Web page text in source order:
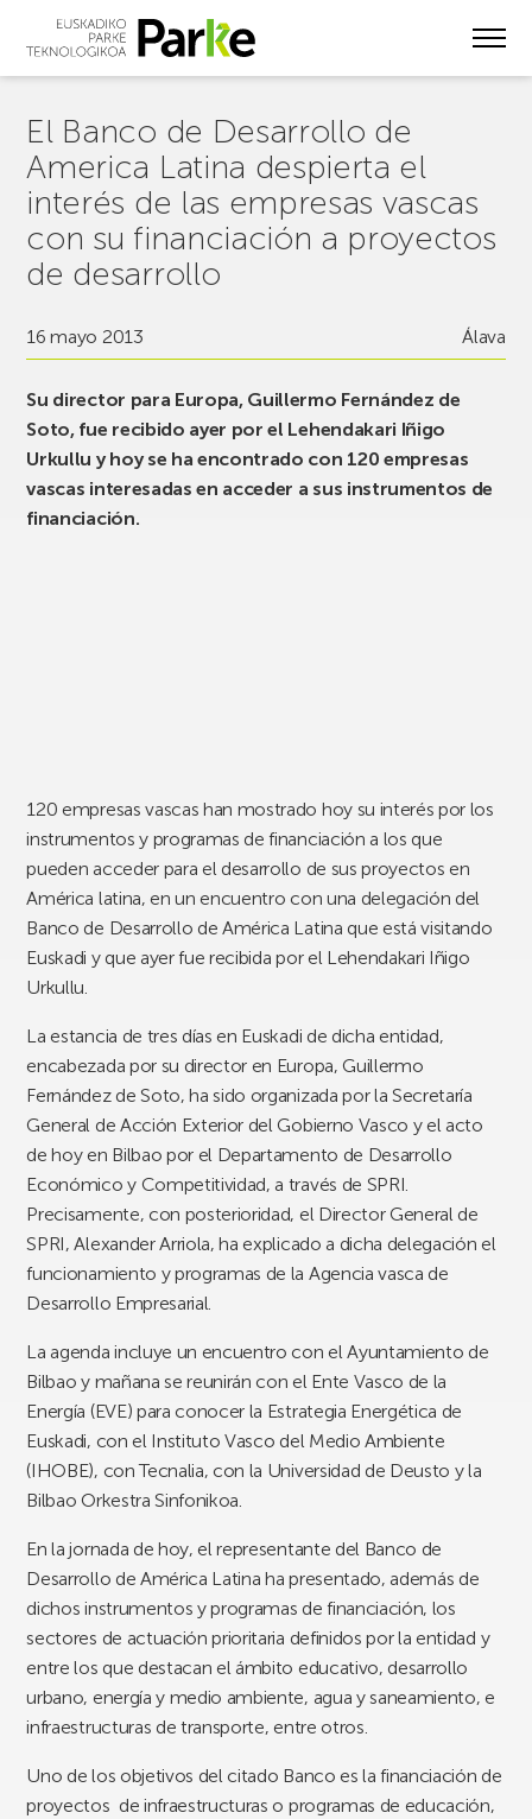
El Banco de Desarrollo de
America Latina despierta el
interés de las empresas vascas
con su financiación a proyectos
de desarrollo
16 mayo 2013 Álava
Su director para Europa, Guillermo Fernández de
Soto, fue recibido ayer por el Lehendakari Iñigo
Urkullu y hoy se ha encontrado con 120 empresas
vascas interesadas en acceder a sus instrumentos de
financiación.
120 empresas vascas han mostrado hoy su interés por los
instrumentos y programas de financiación a los que
pueden acceder para el desarrollo de sus proyectos en
América latina, en un encuentro con una delegación del
Banco de Desarrollo de América Latina que está visitando
Euskadi y que ayer fue recibida por el Lehendakari Iñigo
Urkullu.
La estancia de tres días en Euskadi de dicha entidad,
encabezada por su director en Europa, Guillermo
Fernández de Soto, ha sido organizada por la Secretaría
General de Acción Exterior del Gobierno Vasco y el acto
de hoy en Bilbao por el Departamento de Desarrollo
Económico y Competitividad, a través de SPRI.
Precisamente, con posterioridad, el Director General de
SPRI, Alexander Arriola, ha explicado a dicha delegación el
funcionamiento y programas de la Agencia vasca de
Desarrollo Empresarial.
La agenda incluye un encuentro con el Ayuntamiento de
Bilbao y mañana se reunirán con el Ente Vasco de la
Energía (EVE) para conocer la Estrategia Energética de
Euskadi, con el Instituto Vasco del Medio Ambiente
(IHOBE), con Tecnalia, con la Universidad de Deusto y la
Bilbao Orkestra Sinfonikoa.
En la jornada de hoy, el representante del Banco de
Desarrollo de América Latina ha presentado, además de
dichos instrumentos y programas de financiación, los
sectores de actuación prioritaria definidos por la entidad y
entre los que destacan el ámbito educativo, desarrollo
urbano, energía y medio ambiente, agua y saneamiento, e
infraestructuras de transporte, entre otros.
Uno de los objetivos del citado Banco es la financiación de
proyectos de infraestructuras o programas de educación,